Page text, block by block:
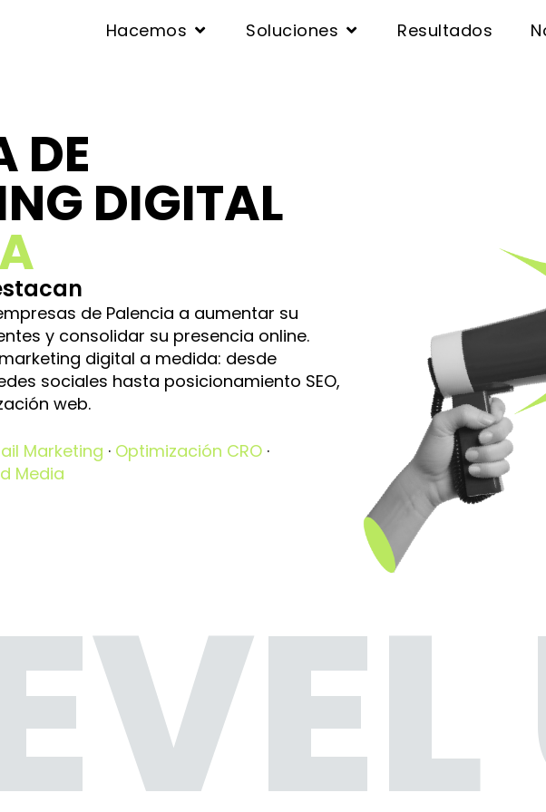
Hacemos Soluciones Resultados
DE
DIGITAL
de Palencia a aumentar su
y consolidar su presencia online.
digital a medida: desde
sociales hasta posicionamiento SEO,
web.
Marketing · Optimización CRO ·
Media